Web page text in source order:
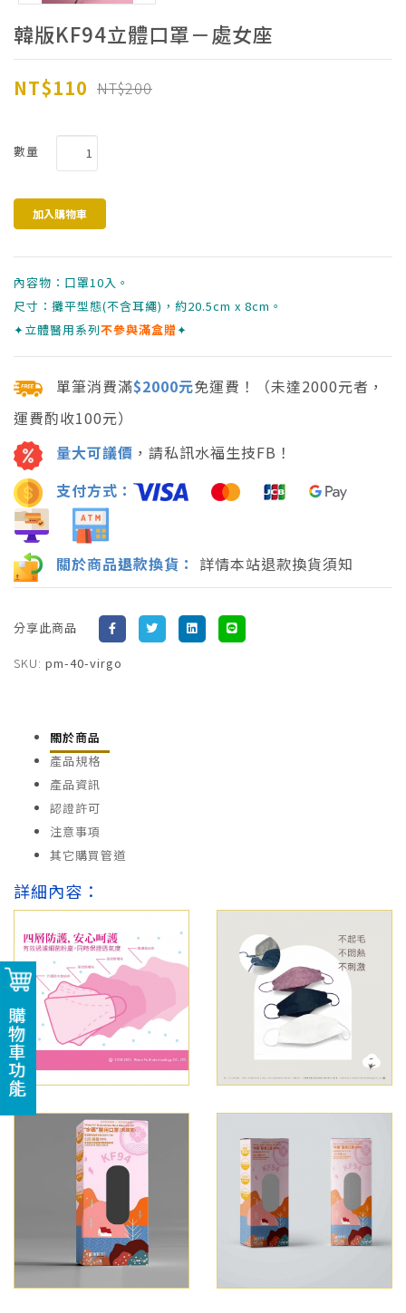
韓版KF94立體口罩－處女座
數量
NT$200
NT$110
內容物：口罩10入。
尺寸：攤平型態(不含耳繩)，約20.5cm x 8cm。
✦立體醫用系列不參與滿盒贈✦
單筆消費滿$2000元免運費！（未達2000元者，
運費酌收100元）
量大可議價 ，請私訊水福生技FB！
支付方式：
關於商品退款換貨： 詳情本站退款換貨須知
分享此商品
SKU: pm-40-virgo
關於商品
產品規格
產品資訊
認證許可
注意事項
其它購買管道
詳細內容：
購物車功能